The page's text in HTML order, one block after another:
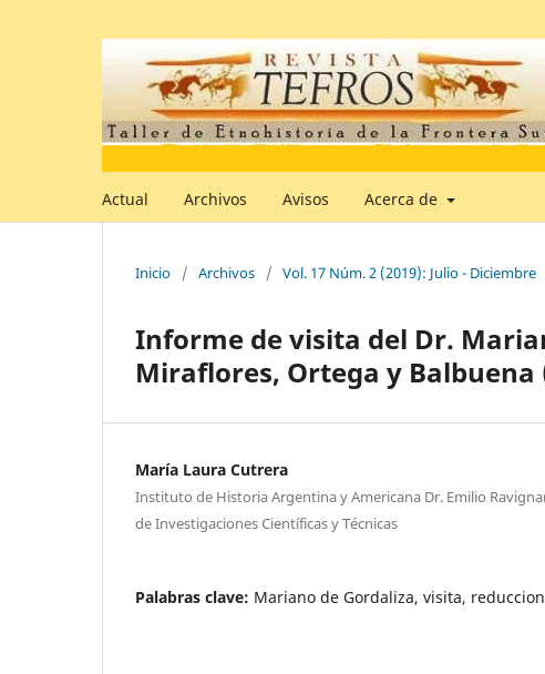
Actual Archivos Avisos Acerca de
Inicio / Archivos / Vol. 17 Núm. 2 (2019): Julio - Diciembre
Informe de visita del Dr.
Miraflores, Ortega y Balbuena
María Laura Cutrera
Instituto de Historia Argentina y Americana Dr. Emilio
de Investigaciones Científicas y Técnicas
Palabras clave: Mariano de Gordaliza, visita,